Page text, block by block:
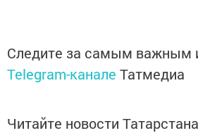
Следите за самым важным
Telegram-канале Татмедиа
Читайте новости